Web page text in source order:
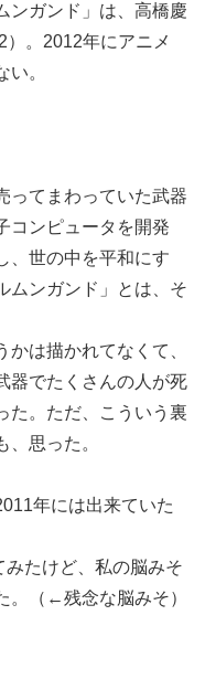
ンガンド」は、高橋慶
。2012年にアニメ
。
ってまわっていた武器
コンピュータを開発
、世の中を平和にす
ムンガンド」とは、そ
は描かれてなくて、
器でたくさんの人が死
た。ただ、こういう裏
思った。
年には出来ていた
たけど、私の脳みそ
。（←残念な脳みそ）